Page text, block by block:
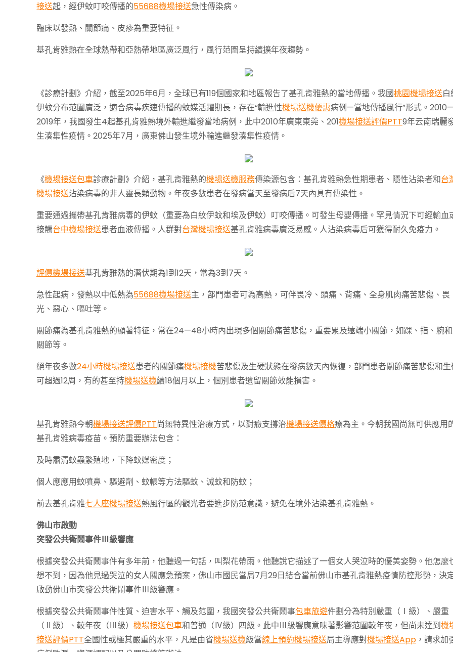
接送起，經伊蚊叮咬傳播的55688機場接送急性傳染病。
臨床以發熱、關節痛、皮疹為重要特征。
基孔肯雅熱在全球熱帶和亞熱帶地區廣泛風行，風行范圍呈持續擴年夜趨勢。
《診療計劃》介紹，截至2025年6月，全球已有119個國家和地區報告了基孔肯雅熱的當地傳播。我國桃園機場接送白
伊蚊分布范圍廣泛，適合病毒疾速傳播的蚊媒活躍期長，存在“輸進性機場送機優惠病例—當地傳播風行”形式。2010—
2019年，我國發生4起基孔肯雅熱境外輸進繼發當地病例，此中2010年廣東東莞、201機場接送評價PTT9年云南瑞麗
生湊集性疫情。2025年7月，廣東佛山發生境外輸進繼發湊集性疫情。
《機場接送包車診療計劃》介紹，基孔肯雅熱的機場送機服務傳染源包含：基孔肯雅熱急性期患者、隱性沾染者和台
機場接送沾染病毒的非人靈長類動物。年夜多數患者在發病當天至發病后7天內具有傳染性。
重要通過攜帶基孔肯雅病毒的伊蚊（重要為白紋伊蚊和埃及伊蚊）叮咬傳播。可發生母嬰傳播。罕見情況下可經輸血
接觸台中機場接送患者血液傳播。人群對台灣機場接送基孔肯雅病毒廣泛易感。人沾染病毒后可獲得耐久免疫力。
評價機場接送基孔肯雅熱的潛伏期為1到12天，常為3到7天。
急性起病，發熱以中低熱為55688機場接送主，部門患者可為高熱，可伴畏冷、頭痛、背痛、全身肌肉痛苦悲傷、畏
光、惡心、嘔吐等。
關節痛為基孔肯雅熱的顯著特征，常在24—48小時內出現多個關節痛苦悲傷，重要累及遠端小關節，如踝、指、腕
關節等。
絕年夜多數24小時機場接送患者的關節痛機場接機苦悲傷及生硬狀態在發病數天內恢復，部門患者關節痛苦悲傷和
可超過12周，有的甚至持機場送機續18個月以上，個別患者遺留關節效能損害。
基孔肯雅熱今朝機場接送評價PTT尚無特異性治療方式，以對癥支撐治機場接送價格療為主。今朝我國尚無可供應用
基孔肯雅病毒疫苗。預防重要辦法包含：
及時肅清蚊蟲繁殖地，下降蚊媒密度；
個人應應用蚊噴鼻、驅避劑、蚊帳等方法驅蚊、滅蚊和防蚊；
前去基孔肯雅七人座機場接送熱風行區的觀光者要進步防范意識，避免在境外沾染基孔肯雅熱。
佛山市啟動
突發公共衛鬧事件Ⅲ級響應
根據突發公共衛鬧事件有多年前，他聽過一句話，叫梨花帶雨。他聽說它描述了一個女人哭泣時的優美姿勢。他怎麼
想不到，因為他見過哭泣的女人關應急預案，佛山市國民當局7月29日結合當前佛山市基孔肯雅熱疫情防控形勢，決
啟動佛山市突發公共衛鬧事件Ⅲ級響應。
根據突發公共衛鬧事件性質、迫害水平、觸及范圍，我國突發公共衛鬧事包車旅遊件劃分為特別嚴重（Ⅰ級）、嚴重
（Ⅱ級）、較年夜（Ⅲ級） 機場接送包車和普通（Ⅳ級）四級。此中Ⅲ級響應意味著影響范圍較年夜，但尚未達到機
接送評價PTT全國性或極其嚴重的水平，凡是由省機場送機級當線上預約機場接送局主導應對機場接送App ，請求加